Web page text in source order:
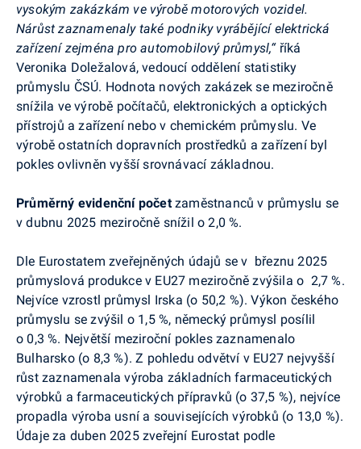
vysokým zakázkám ve výrobě motorových vozidel.
Nárůst zaznamenaly také podniky vyrábějící elektrická
zařízení zejména pro automobilový průmysl,“říká
Veronika Doležalová, vedoucí oddělení statistiky
průmyslu ČSÚ. Hodnota nových zakázek se meziročně
snížila ve výrobě počítačů, elektronických a optických
přístrojů a zařízení nebo v chemickém průmyslu. Ve
výrobě ostatních dopravních prostředků a zařízení byl
pokles ovlivněn vyšší srovnávací základnou.
Průměrný evidenční počet zaměstnanců v průmyslu se
vdubnu 2025 meziročně snížil o2,0 %.
Dle Eurostatem zveřejněných údajů se v březnu 2025
průmyslová produkce v EU27 meziročně zvýšila o 2,7 %.
Nejvíce vzrostl průmysl Irska (o 50,2 %). Výkon českého
průmyslu sezvýšil o 1,5%, německý průmysl posílil
o0,3 %. Největší meziroční pokles zaznamenalo
Bulharsko(o 8,3 %). Z pohledu odvětví v EU27 nejvyšší
růst zaznamenalavýroba základních farmaceutických
výrobků a farmaceutických přípravků (o 37,5 %), nejvíce
propadla výroba usní a souvisejících výrobků (o 13,0 %).
Údaje za duben 2025 zveřejní Eurostat podle